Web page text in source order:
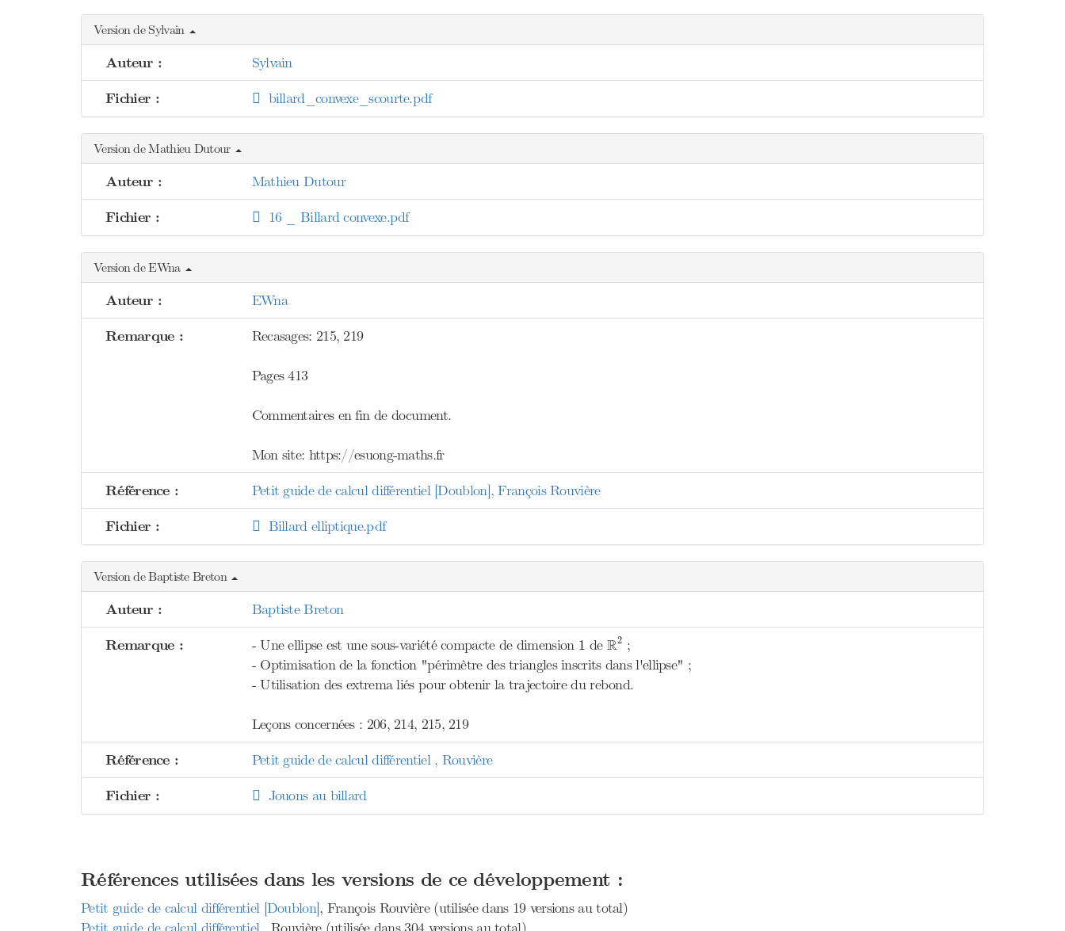
Version de Sylvain
Auteur : Sylvain
Fichier : billard_convexe_scourte.pdf
Version de Mathieu Dutour
Auteur : Mathieu Dutour
Fichier : 16 _ Billard convexe.pdf
Version de EWna
Auteur : EWna
Remarque : Recasages: 215, 219
Pages 413
Commentaires en fin de document.
Mon site: https://esuong-maths.fr
Référence : Petit guide de calcul différentiel [Doublon], François Rouvière
Fichier : Billard elliptique.pdf
Version de Baptiste Breton
Auteur : Baptiste Breton
Remarque : - Une ellipse est une sous-variété compacte de dimension 1
1 de R2
R2 ;
- Optimisation de la fonction "périmètre des triangles inscrits dans l'ellipse" ;
- Utilisation des extrema liés pour obtenir la trajectoire du rebond.
Leçons concernées : 206, 214, 215, 219
Référence : Petit guide de calcul différentiel , Rouvière
Fichier : Jouons au billard
Références utilisées dans les versions de ce développement :
Petit guide de calcul différentiel [Doublon], François Rouvière (utilisée dans 19 versions au total)